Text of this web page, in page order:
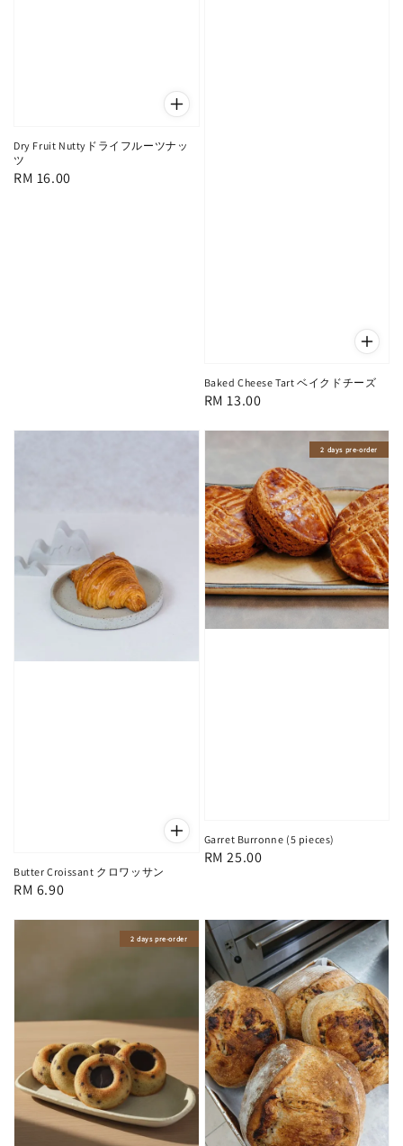
Dry Fruit Nuttyドライフルーツナッ
ツ
Regular
RM 16.00
Baked Cheese Tart ベイクドチーズ
Regular
RM 13.00
Butter Croissant クロワッサン
Regular
RM 6.90
2 days pre-order
Garret Burronne (5 pieces)
Regular
RM 25.00
2 days pre-order